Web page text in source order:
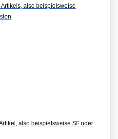
Artikels, also beispielsweise
also beispielsweise SF oder